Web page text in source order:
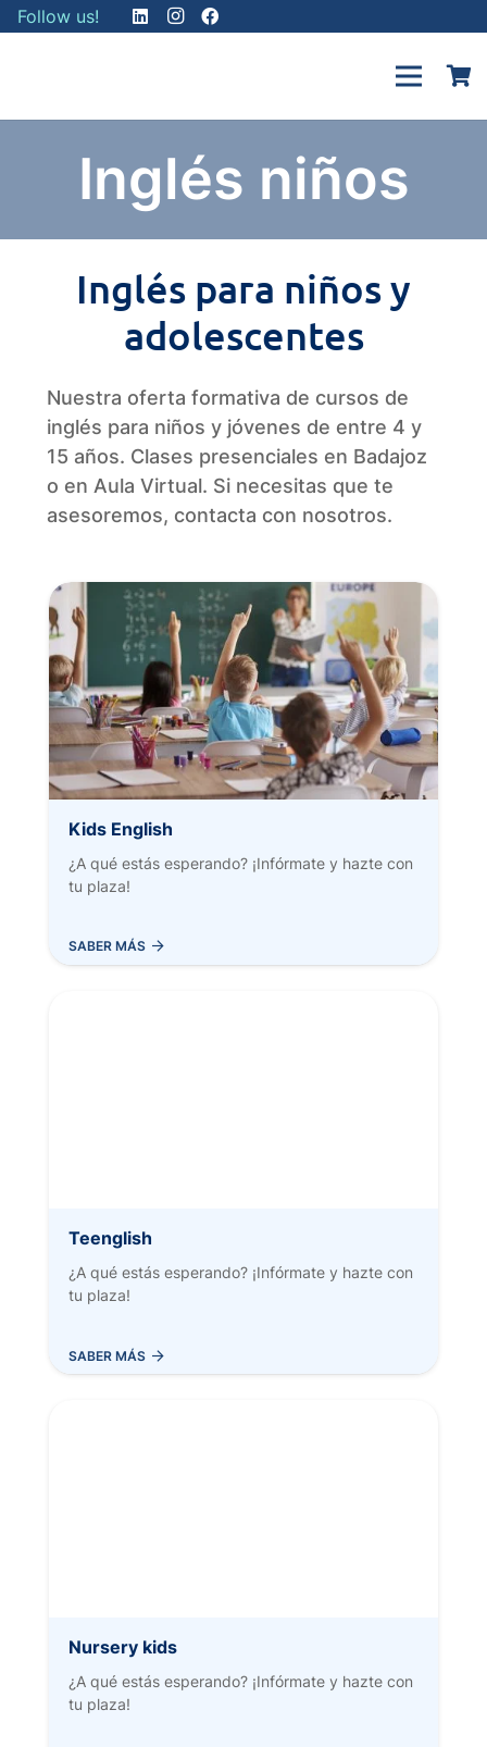
Follow us!
Inglés niños
Inglés para niños y
adolescentes
Nuestra oferta formativa de cursos de
inglés para niños y jóvenes de entre 4 y
15 años. Clases presenciales en Badajoz
o en Aula Virtual. Si necesitas que te
asesoremos, contacta con nosotros.
Kids English
¿A qué estás esperando? ¡Infórmate y hazte con
tu plaza!
SABER MÁS
Teenglish
¿A qué estás esperando? ¡Infórmate y hazte con
tu plaza!
SABER MÁS
Nursery kids
¿A qué estás esperando? ¡Infórmate y hazte con
tu plaza!